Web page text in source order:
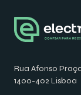
Rua Afonso
1400-402 Lisboa